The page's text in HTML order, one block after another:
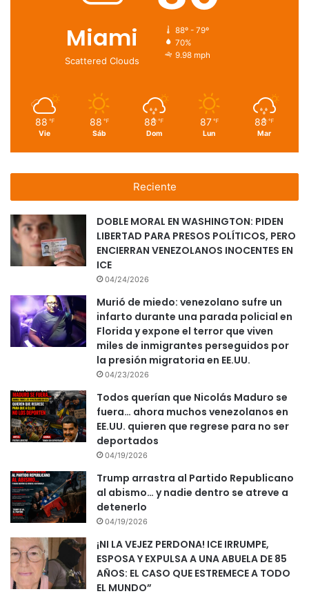
Miami
Scattered Clouds
88º - 79º
70%
9.98 mph
88 ℉
Vie
88 ℉
Sáb
88 ℉
Dom
87 ℉
Lun
88 ℉
Mar
Reciente
DOBLE MORAL EN WASHINGTON: PIDEN
LIBERTAD PARA PRESOS POLÍTICOS, PERO
ENCIERRAN VENEZOLANOS INOCENTES EN
ICE
04/24/2026
Murió de miedo: venezolano sufre un
infarto durante una parada policial en
Florida y expone el terror que viven
miles de inmigrantes perseguidos por
la presión migratoria en EE.UU.
04/23/2026
Todos querían que Nicolás Maduro se
fuera… ahora muchos venezolanos en
EE.UU. quieren que regrese para no ser
deportados
04/19/2026
Trump arrastra al Partido Republicano
al abismo… y nadie dentro se atreve a
detenerlo
04/19/2026
¡NI LA VEJEZ PERDONA! ICE IRRUMPE,
ESPOSA Y EXPULSA A UNA ABUELA DE 85
AÑOS: EL CASO QUE ESTREMECE A TODO
EL MUNDO”